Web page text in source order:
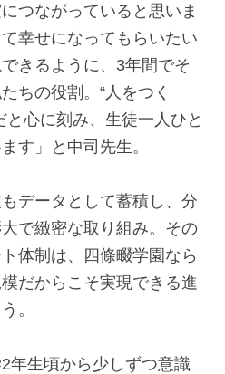
つながっていると思いま
幸せになってもらいたい
きるように、3年間でそ
ちの役割。“人をつく
と心に刻み、生徒一人ひと
す」と中司先生。
データとして蓄積し、分
で緻密な取り組み。その
体制は、四條畷学園なら
だからこそ実現できる進
。
年生頃から少しずつ意識